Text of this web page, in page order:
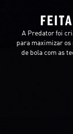
A Predator foi
para maximizar
de bola com as